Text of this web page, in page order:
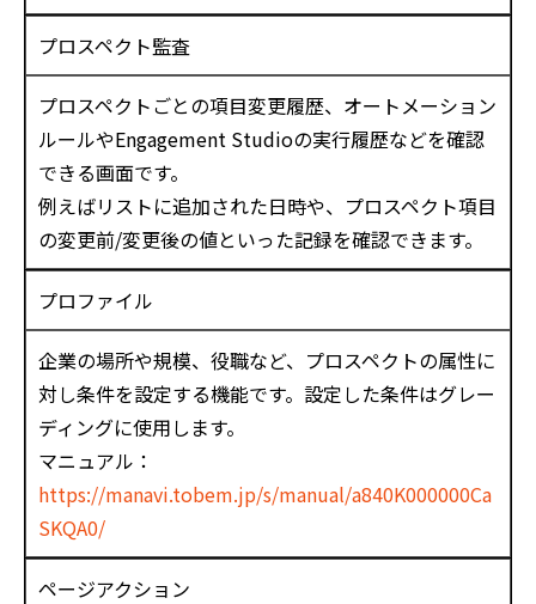
プロスペクト監査
プロスペクトごとの項目変更履歴、オートメーション
ルールやEngagement Studioの実行履歴などを確認
できる画面です。
例えばリストに追加された日時や、プロスペクト項目
の変更前/変更後の値といった記録を確認できます。
プロファイル
企業の場所や規模、役職など、プロスペクトの属性に
対し条件を設定する機能です。設定した条件はグレー
ディングに使用します。
マニュアル：
https://manavi.tobem.jp/s/manual/a840K000000Ca
SKQA0/
ページアクション